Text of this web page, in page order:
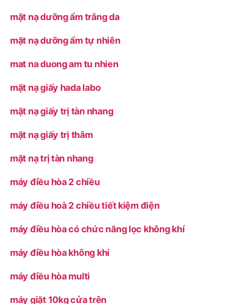
mặt nạ dưỡng ẩm trắng da
mặt nạ dưỡng ẩm tự nhiên
mat na duong am tu nhien
mặt nạ giấy hada labo
mặt nạ giấy trị tàn nhang
mặt nạ giấy trị thâm
mặt nạ trị tàn nhang
máy điều hòa 2 chiều
máy điều hoà 2 chiều tiết kiệm điện
máy điều hòa có chức năng lọc không khí
máy điều hòa không khí
máy điều hòa multi
máy giặt 10kg cửa trên